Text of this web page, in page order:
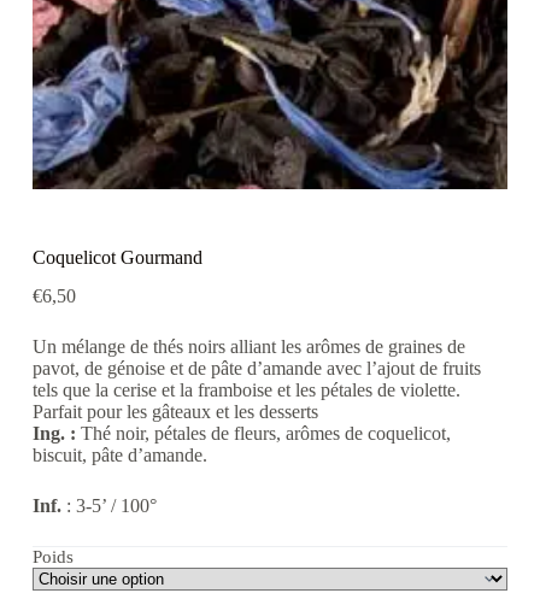
Coquelicot Gourmand
€6,50
Un mélange de thés noirs alliant les arômes de graines de
pavot, de génoise et de pâte d’amande avec l’ajout de fruits
tels que la cerise et la framboise et les pétales de violette.
Parfait pour les gâteaux et les desserts
Ing. : Thé noir, pétales de fleurs, arômes de coquelicot,
biscuit, pâte d’amande.
Inf. : 3-5’ / 100°
Poids